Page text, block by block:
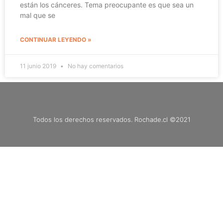
están los cánceres. Tema preocupante es que sea un
mal que se
CONTINUAR LEYENDO »
11 junio 2019 No hay comentarios
Todos los derechos reservados. Rochade.cl ©2021